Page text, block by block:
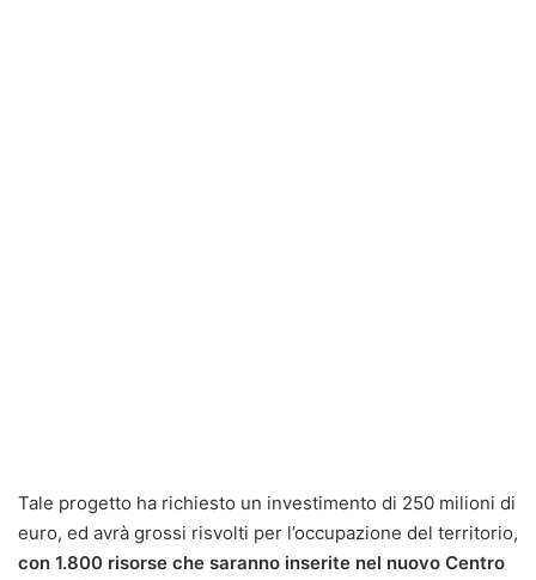
Tale progetto ha richiesto un investimento di 250 milioni di
euro, ed avrà grossi risvolti per l’occupazione del territorio,
con 1.800 risorse che saranno inserite nel nuovo Centro